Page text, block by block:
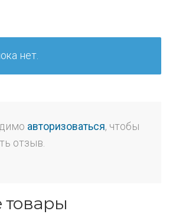
нет.
авторизоваться, чтобы
отзыв.